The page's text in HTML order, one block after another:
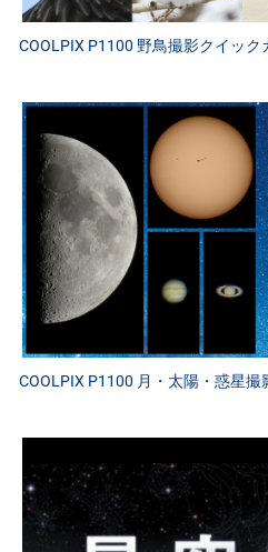
COOLPIX P1100 野鳥撮影クイック
COOLPIX P1100 月・太陽・惑星撮